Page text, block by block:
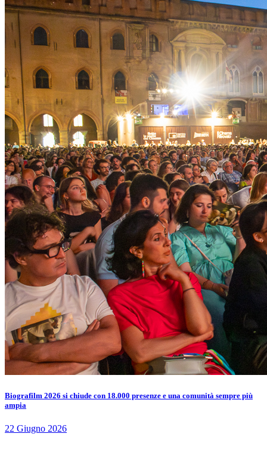
Biografilm 2026 si chiude con 18.000 presenze e una comunità sempre più
ampia
22 Giugno 2026